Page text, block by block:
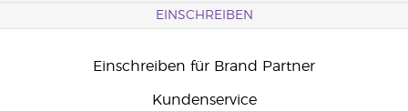
EINSCHREIBEN
Einschreiben für Brand Partner
Kundenservice